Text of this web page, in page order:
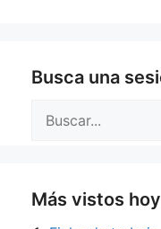
Busca una
Más vistos hoy